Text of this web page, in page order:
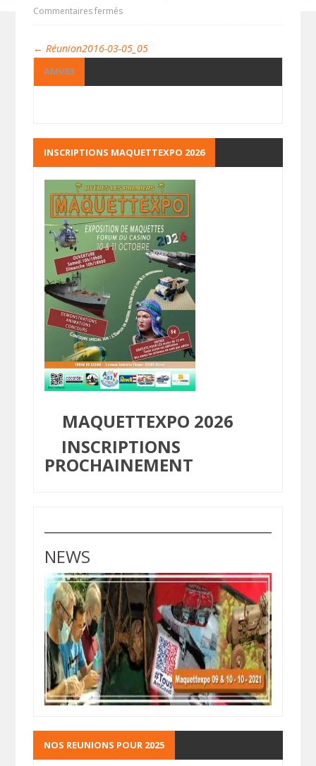
Commentaires fermés
← Réunion2016-03-05_05
AMV83
INSCRIPTIONS MAQUETTEXPO 2026
MAQUETTEXPO 2026
INSCRIPTIONS
PROCHAINEMENT
NEWS
NOS REUNIONS POUR 2025